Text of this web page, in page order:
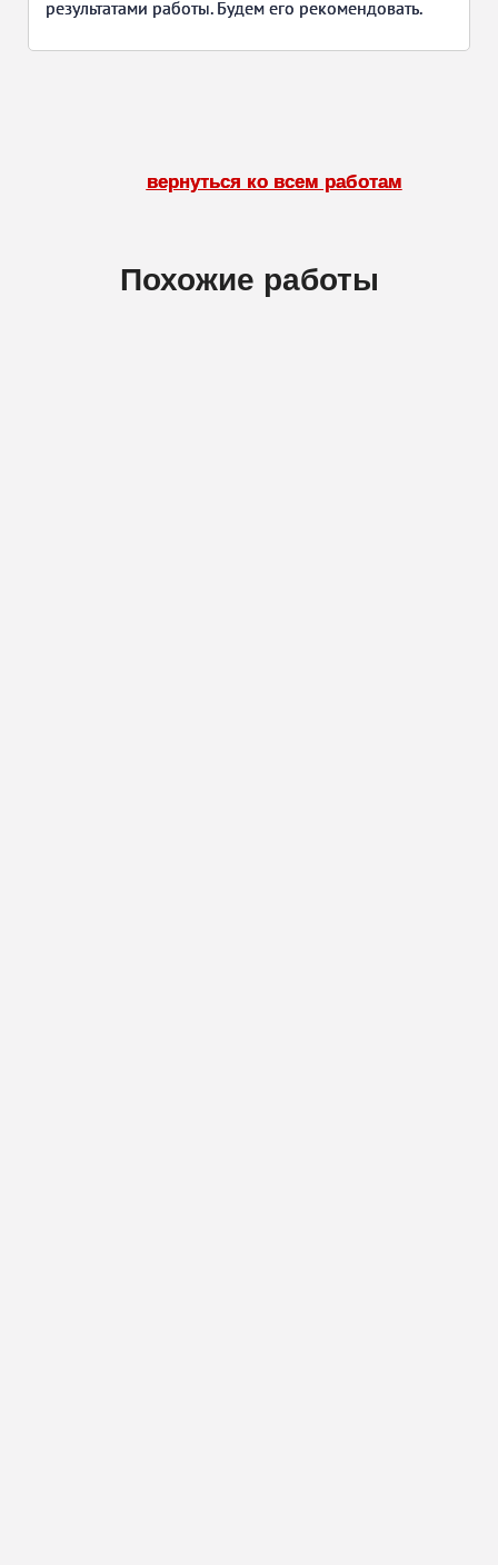
результатами работы. Будем его рекомендовать.
вернуться ко всем работам
Похожие работы